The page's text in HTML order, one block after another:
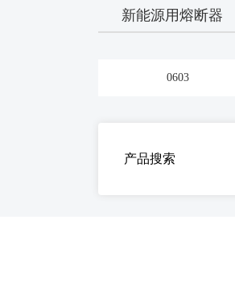
新能源用熔断器
0603
产品搜索